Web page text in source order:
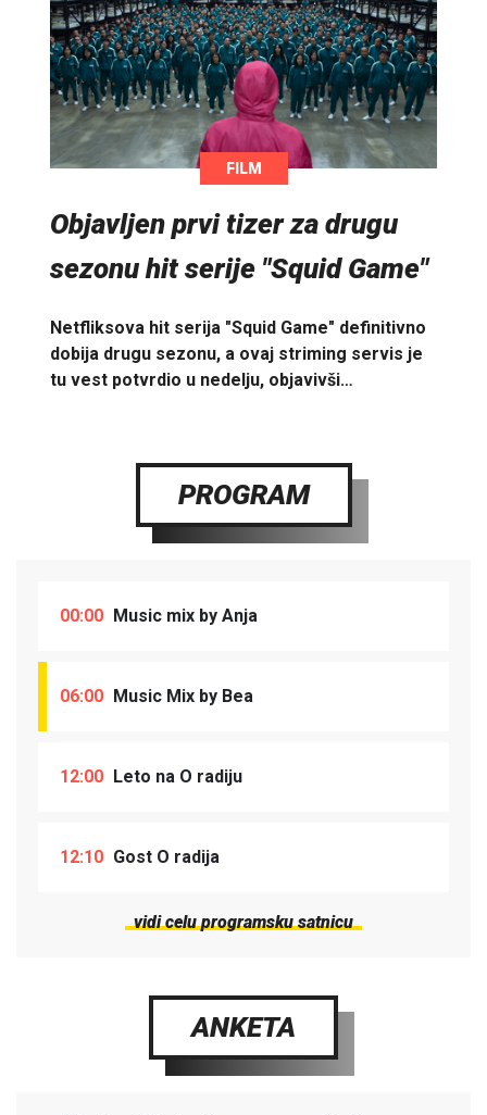
FILM
Objavljen prvi tizer za drugu
sezonu hit serije "Squid Game"
Netfliksova hit serija "Squid Game" definitivno
dobija drugu sezonu, a ovaj striming servis je
tu vest potvrdio u nedelju, objavivši…
PROGRAM
00:00 Music mix by Anja
06:00 Music Mix by Bea
12:00 Leto na O radiju
12:10 Gost O radija
vidi celu programsku satnicu
ANKETA